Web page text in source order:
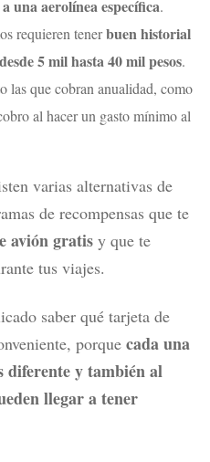
una aerolínea específica.
requieren tenerbuen historial
desde 5 mil hasta 40 mil pesos.
las que cobran anualidad, como
al hacer un gasto mínimo al
varias alternativas de
de recompensas que te
avión gratis y que te
tus viajes.
saber qué tarjeta de
porque cada una
diferente y también al
llegar a tener